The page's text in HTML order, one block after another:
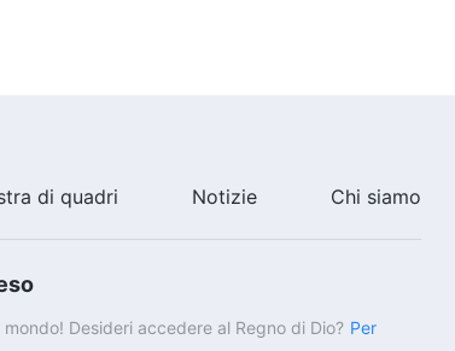
di quadri Notizie Chi siamo
Desideri accedere al Regno di Dio? Per